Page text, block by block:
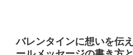
バレンタインに想いを伝